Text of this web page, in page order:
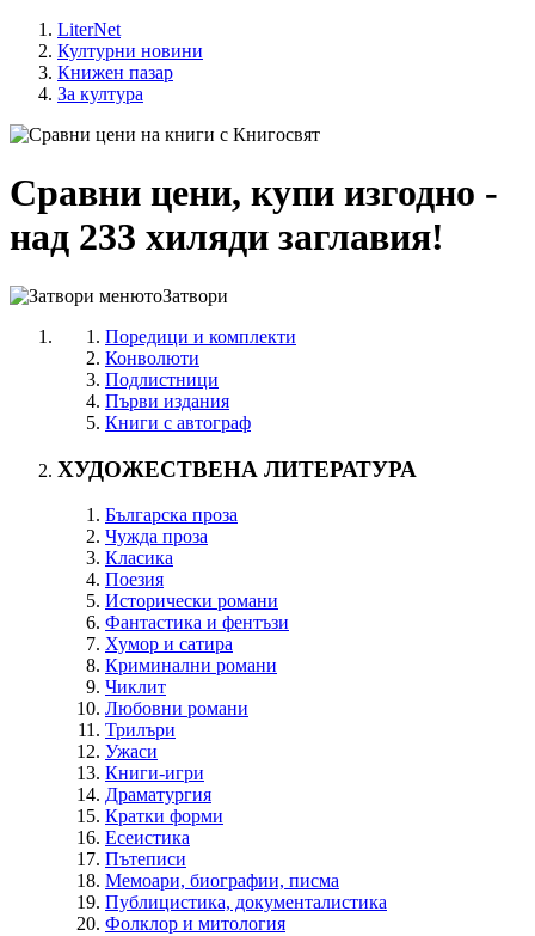
LiterNet
Културни новини
Книжен пазар
За култура
Сравни цени, купи изгодно -
над 233 хиляди заглавия!
Затвори
Поредици и комплекти
Конволюти
Подлистници
Първи издания
Книги с автограф
ХУДОЖЕСТВЕНА ЛИТЕРАТУРА
Българска проза
Чужда проза
Класика
Поезия
Исторически романи
Фантастика и фентъзи
Хумор и сатира
Криминални романи
Чиклит
Любовни романи
Трилъри
Ужаси
Книги-игри
Драматургия
Кратки форми
Есеистика
Пътеписи
Мемоари, биографии, писма
Публицистика, документалистика
Фолклор и митология